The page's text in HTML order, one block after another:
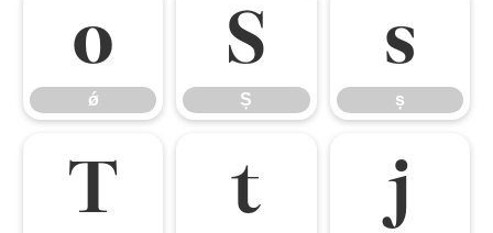
ǿ
ǿ
Ș
Ș
ș
ș
Ț ț ȷ